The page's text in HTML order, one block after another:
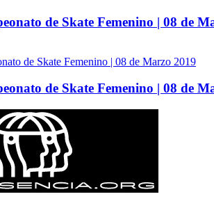
de Skate Femenino | 08 de
de Skate Femenino | 08 de